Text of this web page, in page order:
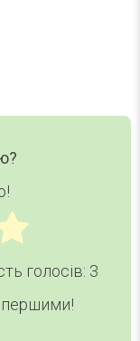
голосів: 3
першими!